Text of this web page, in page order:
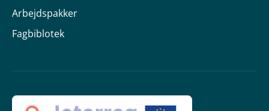
Arbejdspakker
Fagbiblotek